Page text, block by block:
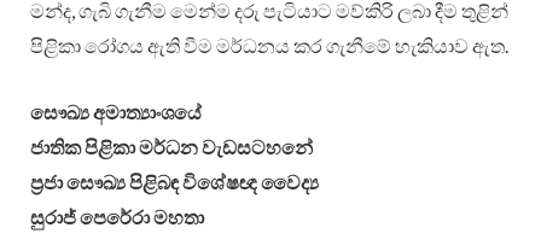
මන්ද, ගැබි ගැනීම මෙන්ම දරු පැටියාට මව්කිරි ලබා දීම තුළින්
පිළිකා රෝගය ඇති වීම මර්ධනය කර ගැනීමේ හැකියාව ඇත.
සෞඛ්‍ය අමාත්‍යාංශයේ
ජාතික පිළිකා මර්ධන වැඩසටහනේ
ප්‍රජා සෞඛ්‍ය පිළිබඳ විශේෂඥ වෛද්‍ය
සුරාජ් පෙරේරා මහතා